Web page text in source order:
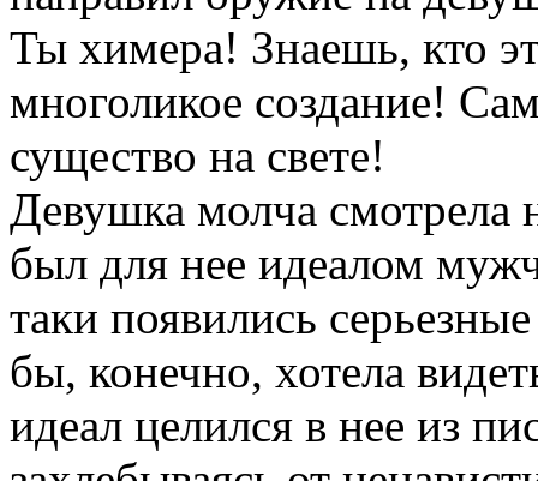
Ты химера! Знаешь, кто
многоликое создание!
существо на свете!
Девушка молча смотрела
был для нее идеалом
таки появились
бы, конечно, хотела
идеал целился в нее из